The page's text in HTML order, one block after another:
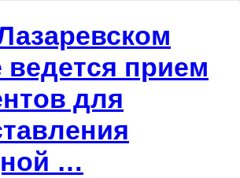
ведется прием
для
…